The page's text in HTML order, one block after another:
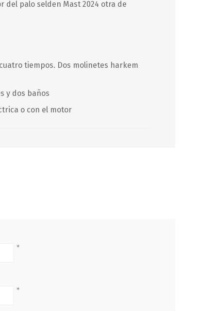
palo selden Mast 2024 otra de
tiempos. Dos molinetes harkem
y dos baños
o con el motor
*
*